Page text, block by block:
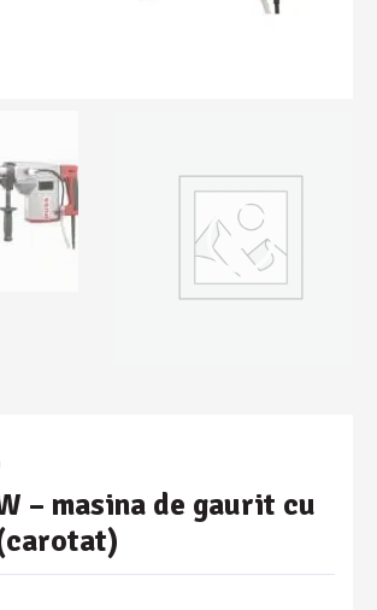
– masina de gaurit cu